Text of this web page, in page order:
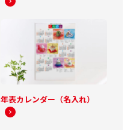
年表カレンダー（名入れ）